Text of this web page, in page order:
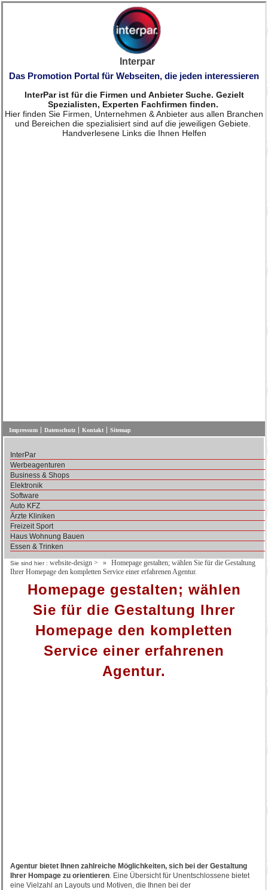
Interpar
Das Promotion Portal für Webseiten, die jeden interessieren
InterPar ist für die Firmen und Anbieter Suche. Gezielt
Spezialisten, Experten Fachfirmen finden.
Hier finden Sie Firmen, Unternehmen & Anbieter aus allen Branchen
und Bereichen die spezialisiert sind auf die jeweiligen Gebiete.
Handverlesene Links die Ihnen Helfen
Impressum Datenschutz Kontakt Sitemap
InterPar
Werbeagenturen
Business & Shops
Elektronik
Software
Auto KFZ
Ärzte Kliniken
Freizeit Sport
Haus Wohnung Bauen
Essen & Trinken
Sie sind hier : website-design >
Homepage gestalten; wählen Sie für die Gestaltung
Ihrer Homepage den kompletten Service einer erfahrenen Agentur.
Homepage gestalten; wählen
Sie für die Gestaltung Ihrer
Homepage den kompletten
Service einer erfahrenen
Agentur.
Agentur bietet Ihnen zahlreiche Möglichkeiten, sich bei der Gestaltung
Ihrer Hompage zu orientieren. Eine Übersicht für Unentschlossene bietet
eine Vielzahl an Layouts und Motiven, die Ihnen bei der